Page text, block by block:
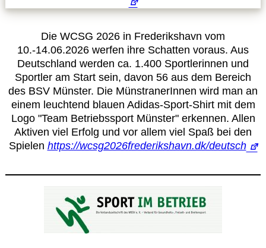
Anmelden
Betriebssportiade
Die WCSG 2026 in Frederikshavn vom
10.-14.06.2026 werfen ihre Schatten voraus. Aus
Deutschland werden ca. 1.400 Sportlerinnen und
Sportler am Start sein, davon 56 aus dem Bereich
des BSV Münster. Die MünstranerInnen wird man an
einem leuchtend blauen Adidas-Sport-Shirt mit dem
Logo "Team Betriebssport Münster" erkennen. Allen
Aktiven viel Erfolg und vor allem viel Spaß bei den
Spielen https://wcsg2026frederikshavn.dk/deutsch